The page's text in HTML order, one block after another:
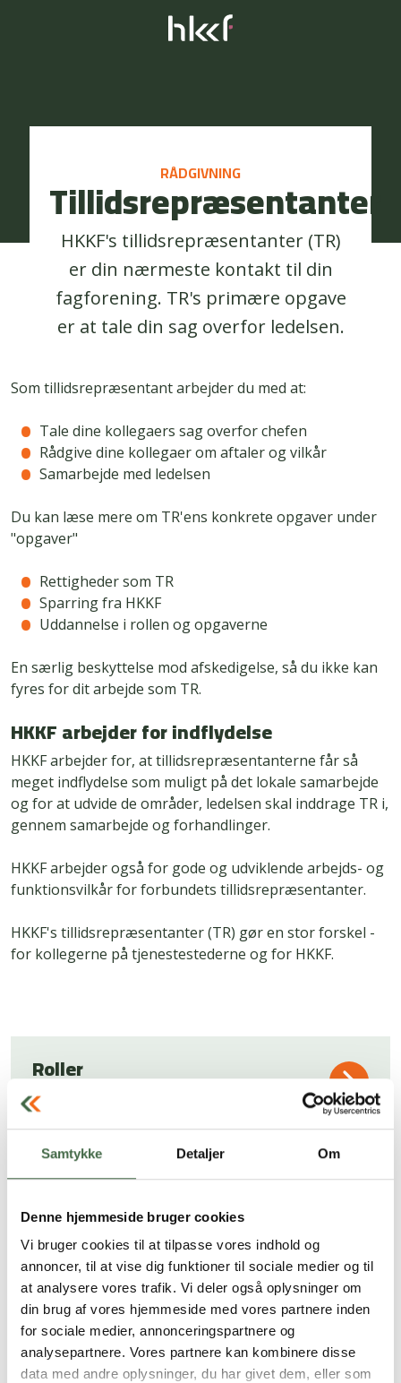
Samtykke Detaljer Om
Denne hjemmeside bruger cookies
Vi bruger cookies til at tilpasse vores indhold og
annoncer, til at vise dig funktioner til sociale medier og til
at analysere vores trafik. Vi deler også oplysninger om
din brug af vores hjemmeside med vores partnere inden
for sociale medier, annonceringspartnere og
analysepartnere. Vores partnere kan kombinere disse
data med andre oplysninger, du har givet dem, eller som
RÅDGIVNING
Tillidsrepræsentanter
HKKF's tillidsrepræsentanter (TR)
er din nærmeste kontakt til din
fagforening. TR's primære opgave
er at tale din sag overfor ledelsen.
Som tillidsrepræsentant arbejder du med at:
Tale dine kollegaers sag overfor chefen
Rådgive dine kollegaer om aftaler og vilkår
Samarbejde med ledelsen
Du kan læse mere om TR'ens konkrete opgaver under
"opgaver"
Rettigheder som TR
Sparring fra HKKF
Uddannelse i rollen og opgaverne
En særlig beskyttelse mod afskedigelse, så du ikke kan
fyres for dit arbejde som TR.
HKKF arbejder for indflydelse
HKKF arbejder for, at tillidsrepræsentanterne får så
meget indflydelse som muligt på det lokale samarbejde
og for at udvide de områder, ledelsen skal inddrage TR i,
gennem samarbejde og forhandlinger.
HKKF arbejder også for gode og udviklende arbejds- og
funktionsvilkår for forbundets tillidsrepræsentanter.
HKKF's tillidsrepræsentanter (TR) gør en stor forskel -
for kollegerne på tjenestestederne og for HKKF.
Roller
Valg
Opgaver